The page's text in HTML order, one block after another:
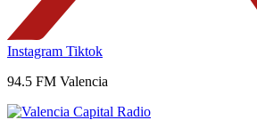
Instagram Tiktok
94.5 FM Valencia